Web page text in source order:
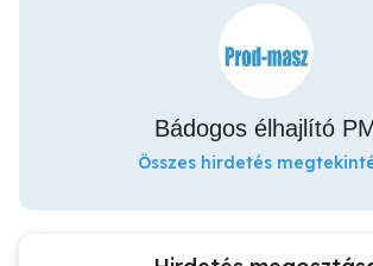
Bádogos élhajlító
Összes hirdetés